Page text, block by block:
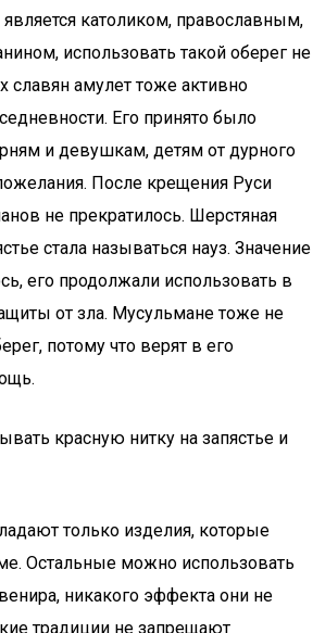
католиком, православным,
использовать такой оберег не
славян амулет тоже активно
Его принято было
и девушкам, детям от дурного
После крещения Руси
не прекратилось. Шерстяная
стала называться науз. Значение
его продолжали использовать в
от зла. Мусульмане тоже не
потому что верят в его
красную нитку на запястье и
только изделия, которые
Остальные можно использовать
никакого эффекта они не
традиции не запрещают